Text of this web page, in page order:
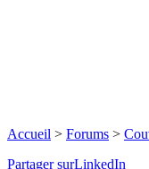
Accueil > Forums >
Partager surLinkedIn